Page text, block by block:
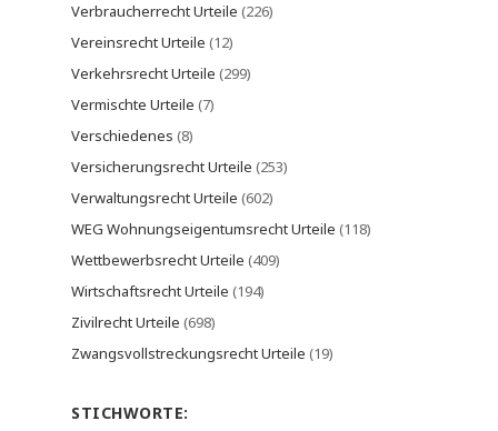
Verbraucherrecht Urteile (226)
Vereinsrecht Urteile (12)
Verkehrsrecht Urteile (299)
Vermischte Urteile (7)
Verschiedenes (8)
Versicherungsrecht Urteile (253)
Verwaltungsrecht Urteile (602)
WEG Wohnungseigentumsrecht Urteile (118)
Wettbewerbsrecht Urteile (409)
Wirtschaftsrecht Urteile (194)
Zivilrecht Urteile (698)
Zwangsvollstreckungsrecht Urteile (19)
STICHWORTE: